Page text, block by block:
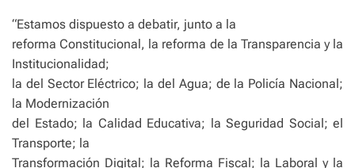
“Estamos dispuesto a debatir, junto a la
reforma Constitucional, la reforma de la Transparencia y la
Institucionalidad;
la del Sector Eléctrico; la del Agua; de la Policía Nacional;
la Modernización
del Estado; la Calidad Educativa; la Seguridad Social; el
Transporte; la
Transformación Digital; la Reforma Fiscal; la Laboral y la